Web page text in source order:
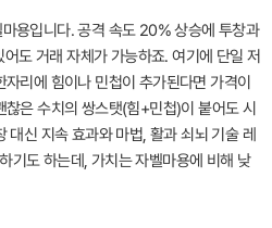
용입니다. 공격 속도 20% 상승에 투창과
도 거래 자체가 가능하죠. 여기에 단일 저
리에 힘이나 민첩이 추가된다면 가격이
은 수치의 쌍스탯(힘+민첩)이 붙어도 시
대신 지속 효과와 마법, 활과 쇠뇌 기술 레
기도 하는데, 가치는 자벨마용에 비해 낮